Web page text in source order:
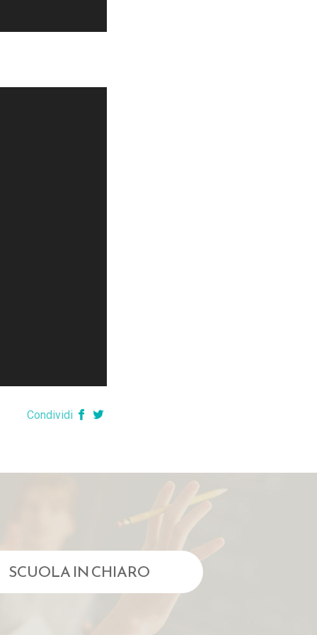
Condividi
SCUOLA IN CHIARO